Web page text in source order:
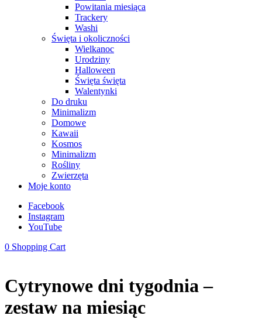
Powitania miesiąca
Trackery
Washi
Święta i okoliczności
Wielkanoc
Urodziny
Halloween
Święta święta
Walentynki
Do druku
Minimalizm
Domowe
Kawaii
Kosmos
Minimalizm
Rośliny
Zwierzęta
Moje konto
Facebook
Instagram
YouTube
0 Shopping Cart
Cytrynowe dni tygodnia –
zestaw na miesiąc